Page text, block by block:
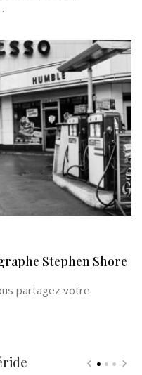
Stephen Shore
partagez votre